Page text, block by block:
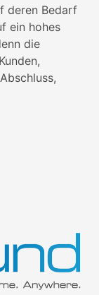
deren Bedarf
ein hohes
die